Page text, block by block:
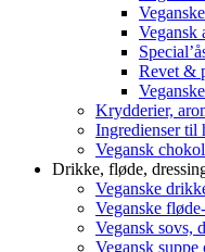
Vegansk
Revet &
Krydderier,
Ingredienser til
Vegansk
Drikke, fløde,
Veganske
Veganske
Vegansk sovs,
Vegansk suppe